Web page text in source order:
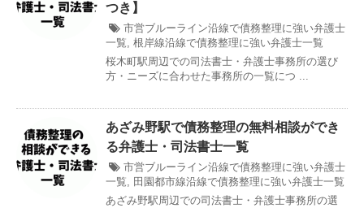
つき】
市営ブルーライン沿線で債務整理に強い弁護士
一覧, 根岸線沿線で債務整理に強い弁護士一覧
桜木町駅周辺での司法書士・弁護士事務所の選び
方・ニーズに合わせた事務所の一覧につ ...
あざみ野駅で債務整理の無料相談ができ
る弁護士・司法書士一覧
市営ブルーライン沿線で債務整理に強い弁護士
一覧, 田園都市線沿線で債務整理に強い弁護士一覧
あざみ野駅周辺での司法書士・弁護士事務所の選